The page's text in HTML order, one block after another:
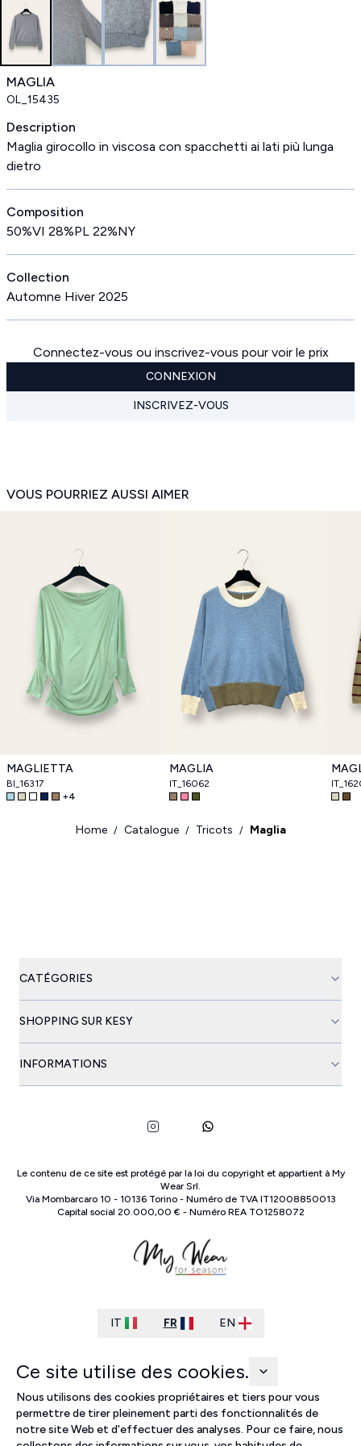
MAGLIA
OL_15435
Description
Maglia girocollo in viscosa con spacchetti ai lati più lunga
dietro
Composition
50%VI 28%PL 22%NY
Collection
Automne Hiver 2025
Connectez-vous ou inscrivez-vous pour voir le prix
CONNEXION
INSCRIVEZ-VOUS
VOUS POURRIEZ AUSSI AIMER
MAGLIETTA
BI_16317
+4
MAGLIA
IT_16062
Home / Catalogue / Tricots / Maglia
CATÉGORIES
SHOPPING SUR KESY
INFORMATIONS
Le contenu de ce site est protégé par la loi du copyright et appartient à My
Wear Srl.
Via Mombarcaro 10 - 10136 Torino- Numéro de TVA IT12008850013
Capital social 20.000,00 € - Numéro REA TO1258072
IT FR EN
Ce site utilise des cookies.
Nous utilisons des cookies propriétaires et tiers pour vous
permettre de tirer pleinement parti des fonctionnalités de
notre site Web et d'effectuer des analyses. Pour ce faire, nous